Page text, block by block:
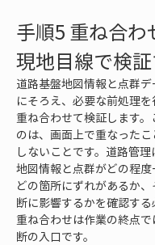
手順5 重ね合わ
現地目線で検
道路基盤地図情報と点群
にそろえ、必要な前処理
重ね合わせて検証します
のは、画面上で重なった
しないことです。道路管理
地図情報と点群がどの程度
どの箇所にずれがあるか
断に影響するかを確認する
重ね合わせは作業の終点
断の入口です。